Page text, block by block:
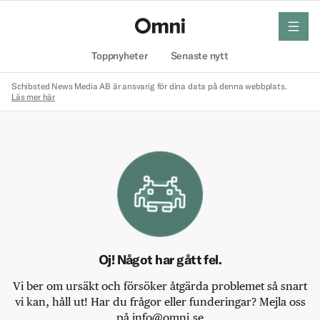
Toppnyheter Senaste nytt
meny
Schibsted News Media AB är ansvarig för dina data på denna webbplats.
Läs mer här
Oj! Något har gått fel.
Vi ber om ursäkt och försöker åtgärda problemet så snart
vi kan, håll ut! Har du frågor eller funderingar? Mejla oss